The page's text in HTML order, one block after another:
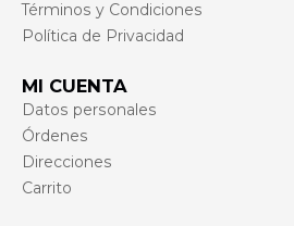
Términos y Condiciones
Política de Privacidad
MI CUENTA
Datos personales
Órdenes
Direcciones
Carrito